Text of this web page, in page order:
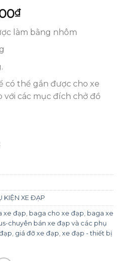
₫Giá
hiện
tại
làm bằng nhôm
có thể gắn được cho xe
với các mục đích chở đồ
KIỆN XE ĐẠP
xe đạp, baga cho xe đạp, baga xe
chuyên bán xe đạp và các phụ
, giá đỡ xe đạp, xe đạp - thiết bị